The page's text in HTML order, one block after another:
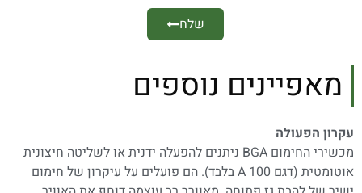
שלח
מאפיינים נוספים
עקרון הפעולה
מכשירי החימום BGA ניתנים להפעלה ידנית או לשליטה חיצונית
אוטומטית (דגם 100 A בלבד). הם פועלים על עיקרון של חימום